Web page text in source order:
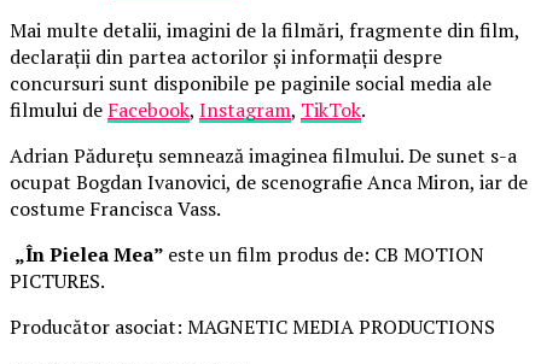
Mai multe detalii, imagini de la filmări, fragmente din film,
declarații din partea actorilor și informații despre
concursuri sunt disponibile pe paginile social media ale
filmului de Facebook, Instagram, TikTok.
Adrian Pădurețu semnează imaginea filmului. De sunet s-a
ocupat Bogdan Ivanovici, de scenografie Anca Miron, iar de
costume Francisca Vass.
„În Pielea Mea” este un film produs de: CB MOTION
PICTURES.
Producător asociat: MAGNETIC MEDIA PRODUCTIONS